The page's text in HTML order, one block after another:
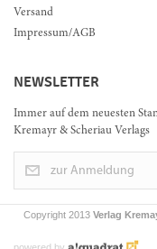
Versand
Impressum/AGB
NEWSLETTER
Immer auf dem neuesten
Kremayr & Scheriau Verlags
zur Anmeldung
Copyright 2013 Verlag